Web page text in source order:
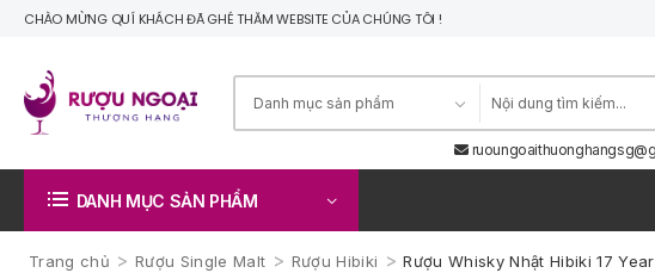
CHÀO MỪNG QUÍ KHÁCH ĐÃ GHÉ THĂM WEBSITE CỦA CHÚNG TÔI !
DANH MỤC SẢN PHẨM
Trang chủ > Rượu Single Malt > Rượu Hibiki > Rượu Whisky Nhật Hibiki 17